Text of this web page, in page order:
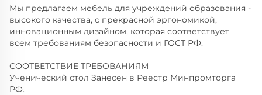
Мы предлагаем мебель для учреждений образования -
высокого качества, с прекрасной эргономикой,
инновационным дизайном, которая соответствует
всем требованиям безопасности и ГОСТ РФ.
СООТВЕТСТВИЕ ТРЕБОВАНИЯМ
Ученический стол Занесен в Реестр Минпромторга
РФ.